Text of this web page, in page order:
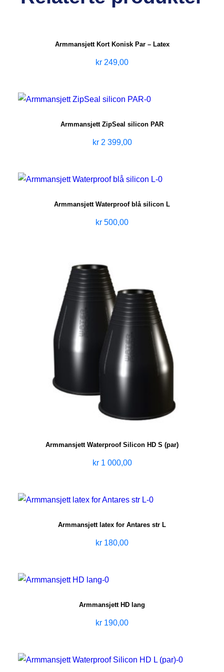
Armmansjett Kort Konisk Par – Latex
kr 249,00
Armmansjett ZipSeal silicon PAR
kr2 399,00
Armmansjett Waterproof blå silicon L
kr 500,00
Armmansjett Waterproof Silicon HD S (par)
kr1 000,00
Armmansjett latex for Antares str L
kr 180,00
Armmansjett HD lang
kr 190,00